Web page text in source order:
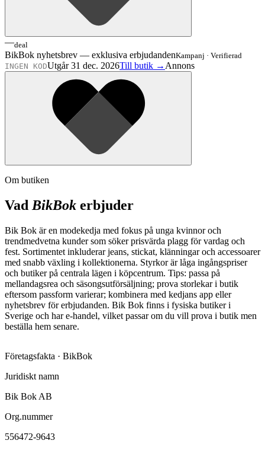
—deal
BikBok nyhetsbrev — exklusiva erbjudandenKampanj · Verifierad
INGEN KODUtgår 31 dec. 2026Till butik → Annons
Om butiken
Vad BikBok erbjuder
Bik Bok är en modekedja med fokus på unga kvinnor och
trendmedvetna kunder som söker prisvärda plagg för vardag och
fest. Sortimentet inkluderar jeans, stickat, klänningar och accessoarer
med snabb växling i kollektionerna. Styrkor är låga ingångspriser
och butiker på centrala lägen i köpcentrum. Tips: passa på
mellandagsrea och säsongsutförsäljning; prova storlekar i butik
eftersom passform varierar; kombinera med kedjans app eller
nyhetsbrev för erbjudanden. Bik Bok finns i fysiska butiker i
Sverige och har e-handel, vilket passar om du vill prova i butik men
beställa hem senare.
Företagsfakta · BikBok
Juridiskt namn
Bik Bok AB
Org.nummer
556472-9643